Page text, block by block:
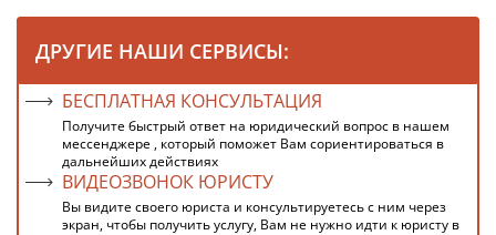
ДРУГИЕ НАШИ СЕРВИСЫ:
БЕСПЛАТНАЯ КОНСУЛЬТАЦИЯ
Получите быстрый ответ на юридический вопрос в нашем
мессенджере , который поможет Вам сориентироваться в
дальнейших действиях
ВИДЕОЗВОНОК ЮРИСТУ
Вы видите своего юриста и консультируетесь с ним через
экран, чтобы получить услугу, Вам не нужно идти к юристу в